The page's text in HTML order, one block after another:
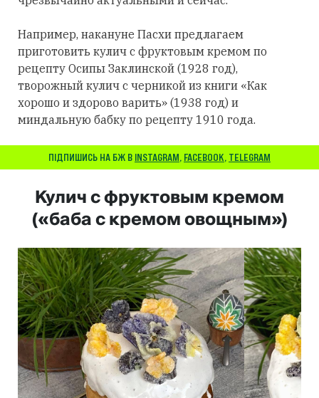
Например, накануне Пасхи предлагаем
приготовить кулич с фруктовым кремом по
рецепту Осипы Заклинской (1928 год),
творожный кулич с черникой из книги «Как
хорошо и здорово варить» (1938 год) и
миндальную бабку по рецепту 1910 года.
ПІДПИШИСЬ НА БЖ В INSTAGRAM, FACEBOOK, TELEGRAM
Кулич с фруктовым кремом
(«баба с кремом овощным»)